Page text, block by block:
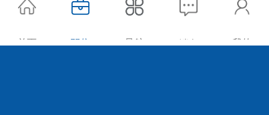
首页 职位 导航 消息 我的